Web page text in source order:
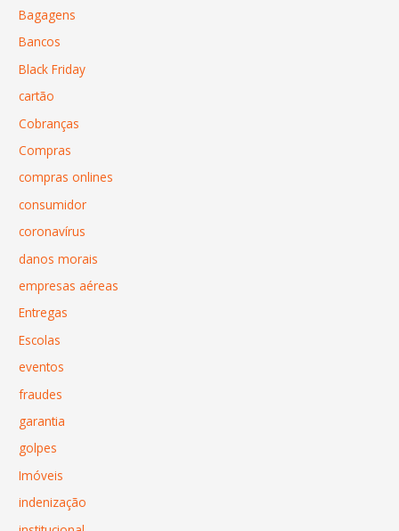
Bagagens
Bancos
Black Friday
cartão
Cobranças
Compras
compras onlines
consumidor
coronavírus
danos morais
empresas aéreas
Entregas
Escolas
eventos
fraudes
garantia
golpes
Imóveis
indenização